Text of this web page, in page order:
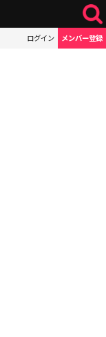
ログイン メンバー登録